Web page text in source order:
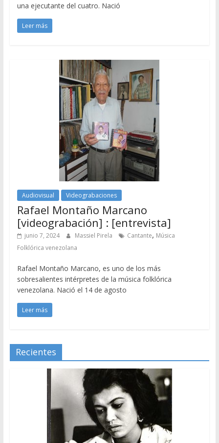
una ejecutante del cuatro. Nació
Leer más
Audiovisual Videograbaciones
Rafael Montaño Marcano
[videograbación] : [entrevista]
junio 7, 2024 Massiel Pirela Cantante, Música
Folklórica venezolana
Rafael Montaño Marcano, es uno de los más
sobresalientes intérpretes de la música folklórica
venezolana. Nació el 14 de agosto
Leer más
Recientes